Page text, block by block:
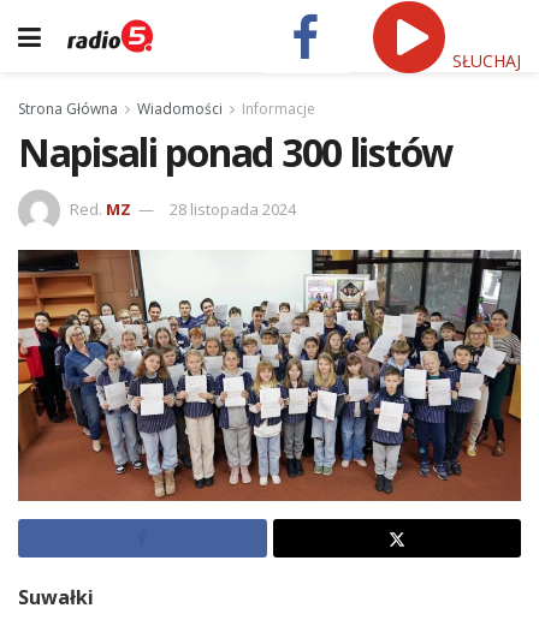
SŁUCHAJ
Strona Główna Wiadomości Informacje
Napisali ponad 300 listów
Red. MZ 28 listopada 2024
Suwałki